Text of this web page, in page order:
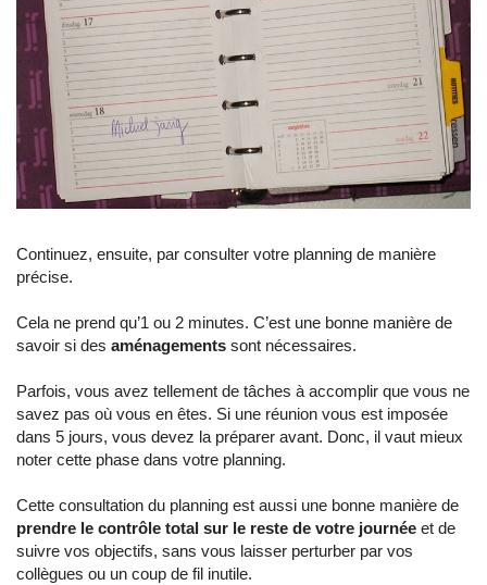
Continuez, ensuite, par consulter votre planning de manière
précise.
Cela ne prend qu’1 ou 2 minutes. C’est une bonne manière de
savoir si des aménagements sont nécessaires.
Parfois, vous avez tellement de tâches à accomplir que vous ne
savez pas où vous en êtes. Si une réunion vous est imposée
dans 5 jours, vous devez la préparer avant. Donc, il vaut mieux
noter cette phase dans votre planning.
Cette consultation du planning est aussi une bonne manière de
prendre le contrôle total sur le reste de votre journée et de
suivre vos objectifs, sans vous laisser perturber par vos
collègues ou un coup de fil inutile.